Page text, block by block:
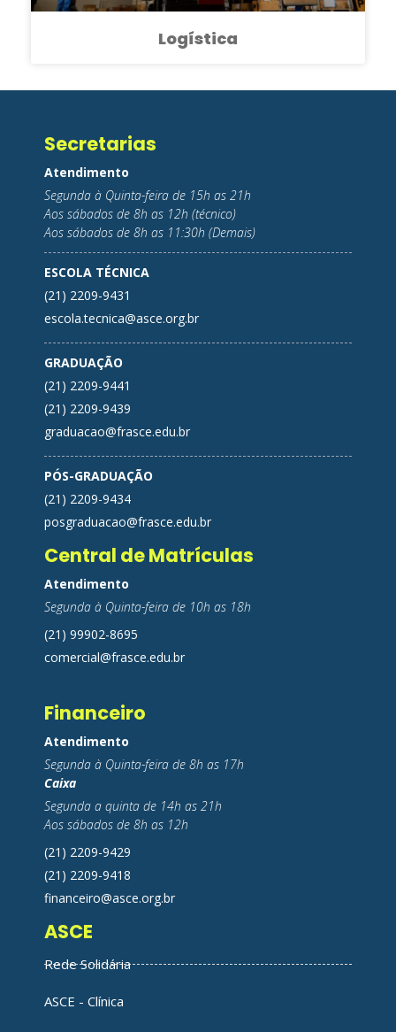
Logística
Secretarias
Atendimento
Segunda à Quinta-feira de 15h as 21h
Aos sábados de 8h as 12h (técnico)
Aos sábados de 8h as 11:30h (Demais)
ESCOLA TÉCNICA
(21) 2209-9431
escola.tecnica@asce.org.br
GRADUAÇÃO
(21) 2209-9441
(21) 2209-9439
graduacao@frasce.edu.br
PÓS-GRADUAÇÃO
(21) 2209-9434
posgraduacao@frasce.edu.br
Central de Matrículas
Atendimento
Segunda à Quinta-feira de 10h as 18h
(21) 99902-8695
comercial@frasce.edu.br
Financeiro
Atendimento
Segunda à Quinta-feira de 8h as 17h
Caixa
Segunda a quinta de 14h as 21h
Aos sábados de 8h as 12h
(21) 2209-9429
(21) 2209-9418
financeiro@asce.org.br
ASCE
Rede Solidária
ASCE - Clínica